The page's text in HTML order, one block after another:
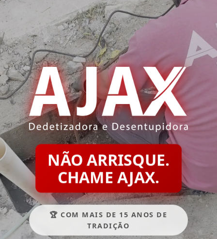
NÃO ARRISQUE.
CHAME AJAX.
🏆 COM MAIS DE 15 ANOS DE
TRADIÇÃO